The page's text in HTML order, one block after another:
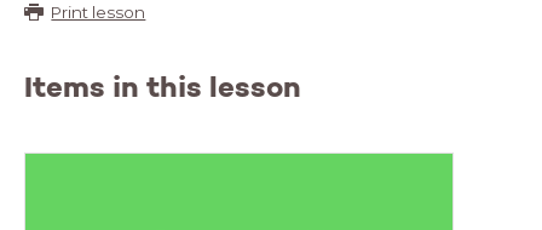
Print lesson
Items in this lesson